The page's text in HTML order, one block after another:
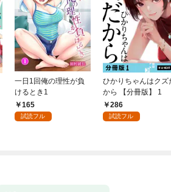
一日1回俺の理性が負
けるとき1
165
試読フル
ひかりちゃんはクズ
から 【分冊版】 1
286
試読フル